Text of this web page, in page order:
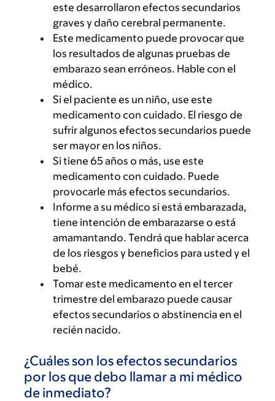
este desarrollaron efectos secundarios
graves y daño cerebral permanente.
Este medicamento puede provocar que
los resultados de algunas pruebas de
embarazo sean erróneos. Hable con el
médico.
Si el paciente es un niño, use este
medicamento con cuidado. El riesgo de
sufrir algunos efectos secundarios puede
ser mayor en los niños.
Si tiene 65 años o más, use este
medicamento con cuidado. Puede
provocarle más efectos secundarios.
Informe a su médico si está embarazada,
tiene intención de embarazarse o está
amamantando. Tendrá que hablar acerca
de los riesgos y beneficios para usted y el
bebé.
Tomar este medicamento en el tercer
trimestre del embarazo puede causar
efectos secundarios o abstinencia en el
recién nacido.
¿Cuáles son los efectos secundarios
por los que debo llamar a mi médico
de inmediato?